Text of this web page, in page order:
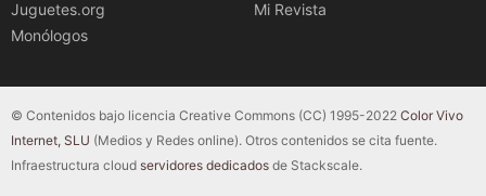
Juguetes.org
Monólogos
Mi Revista
© Contenidos bajo licencia Creative Commons (CC) 1995-2022 Color Vivo
Internet, SLU (Medios y Redes online). Otros contenidos se cita fuente.
Infraestructura cloud servidores dedicados de Stackscale.